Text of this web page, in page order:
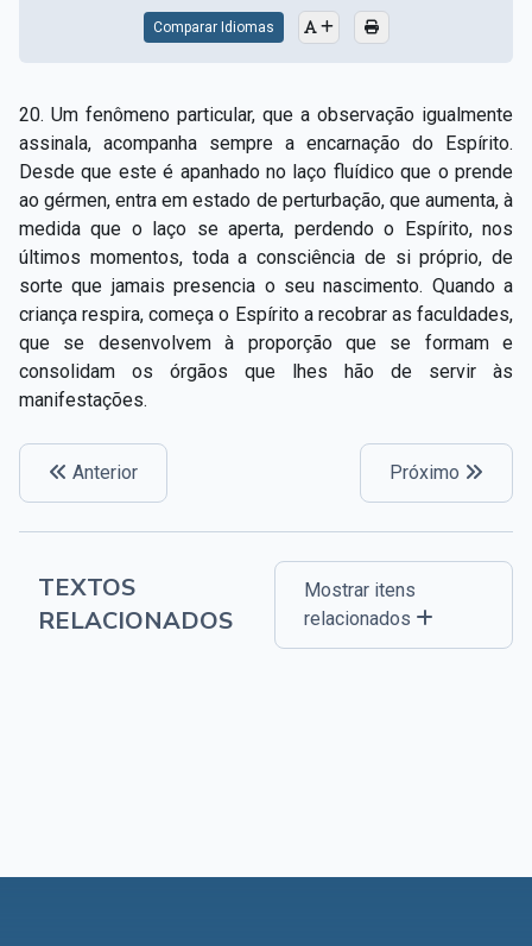
Comparar Idiomas
20. Um fenômeno particular, que a observação igualmente
assinala, acompanha sempre a encarnação do Espírito.
Desde que este é apanhado no laço fluídico que o prende
ao gérmen, entra em estado de perturbação, que aumenta, à
medida que o laço se aperta, perdendo o Espírito, nos
últimos momentos, toda a consciência de si próprio, de
sorte que jamais presencia o seu nascimento. Quando a
criança respira, começa o Espírito a recobrar as faculdades,
que se desenvolvem à proporção que se formam e
consolidam os órgãos que lhes hão de servir às
manifestações.
Anterior Próximo
TEXTOS
RELACIONADOS
Mostrar itens
relacionados